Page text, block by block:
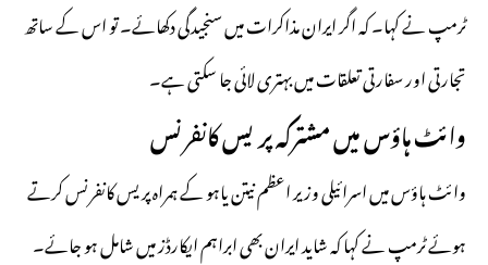
ٹرمپ نے کہا۔ کہ اگر ایران مذاکرات میں سنجیدگی دکھائے۔ تو اس کے ساتھ
تجارتی اور سفارتی تعلقات میں بہتری لائی جا سکتی ہے۔
وائٹ ہاؤس میں مشترکہ پریس کانفرنس
وائٹ ہاؤس میں اسرائیلی وزیر اعظم نیتن یاہو کے ہمراہ پریس کانفرنس کرتے
ہوئے ٹرمپ نے کہا کہ شاید ایران بھی ابراہم ایکارڈز میں شامل ہو جائے۔